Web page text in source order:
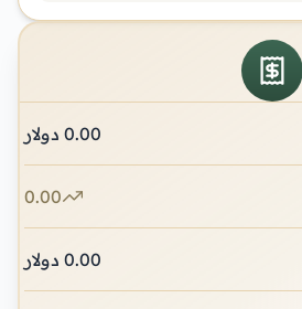
0.00 دولار
0.00
0.00 دولار